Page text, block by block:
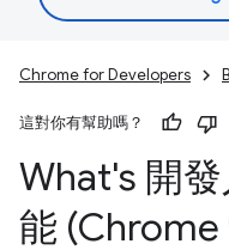
Chrome for Developers
這對你有幫助嗎？
What's 開
能 (Chrome